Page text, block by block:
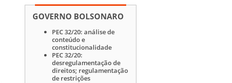
GOVERNO BOLSONARO
PEC 32/20: análise de
conteúdo e
constitucionalidade
PEC 32/20:
desregulamentação de
direitos; regulamentação
de restrições